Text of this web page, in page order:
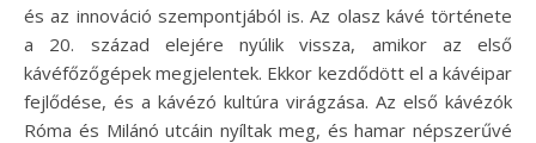
és az innováció szempontjából is. Az olasz kávé története
a 20. század elejére nyúlik vissza, amikor az első
kávéfőzőgépek megjelentek. Ekkor kezdődött el a kávéipar
fejlődése, és a kávézó kultúra virágzása. Az első kávézók
Róma és Milánó utcáin nyíltak meg, és hamar népszerűvé